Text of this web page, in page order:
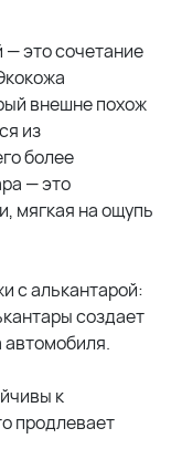
— это сочетание
внешне похож
из
более
— это
мягкая на ощупь
с алькантарой:
создает
к
продлевает